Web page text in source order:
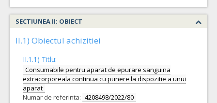
SECTIUNEA II: OBIECT
II.1) Obiectul achizitiei
II.1.1) Titlu:
Consumabile pentru aparat de epurare sanguina
extracorporeala continua cu punere la dispozitie a unui
aparat
Numar de referinta: 4208498/2022/80